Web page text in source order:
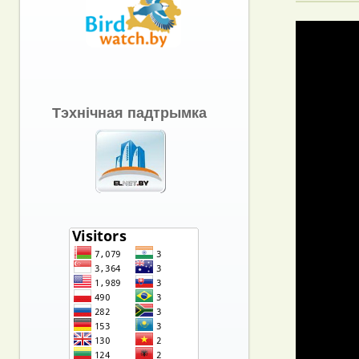
Тэхнічная падтрымка